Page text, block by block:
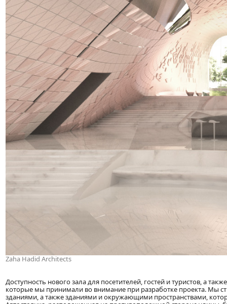
Zaha Hadid Architects
Доступность нового зала для посетителей, гостей и туристов, а
которые мы принимали во внимание при разработке проекта. Мы
зданиями, а также зданиями и окружающими пространствами,